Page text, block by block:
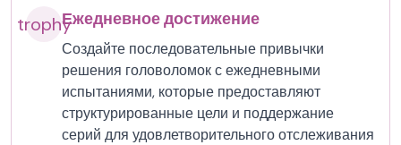
trophyЕжедневное достижение
Создайте последовательные привычки
решения головоломок с ежедневными
испытаниями, которые предоставляют
структурированные цели и поддержание
серий для удовлетворительного отслеживания